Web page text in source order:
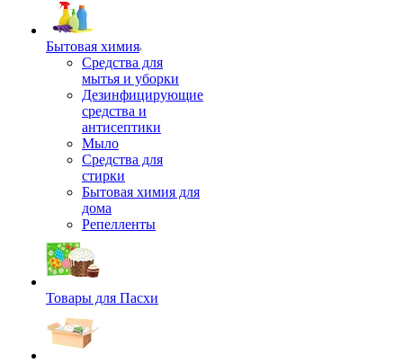
Бытовая химия
Средства для
мытья и уборки
Дезинфицирующие
средства и
антисептики
Мыло
Средства для
стирки
Бытовая химия для
дома
Репелленты
Товары для Пасхи